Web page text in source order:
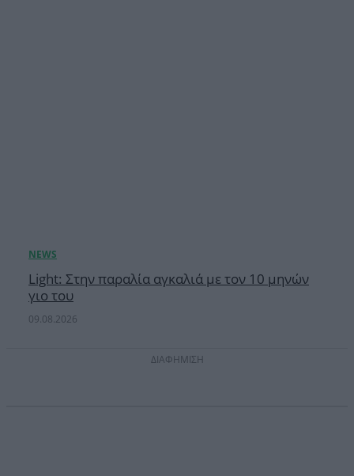
Light: Στην παραλία αγκαλιά με τον 10 μηνών
γιο του
09.08.2026
ΔΙΑΦΗΜΙΣΗ